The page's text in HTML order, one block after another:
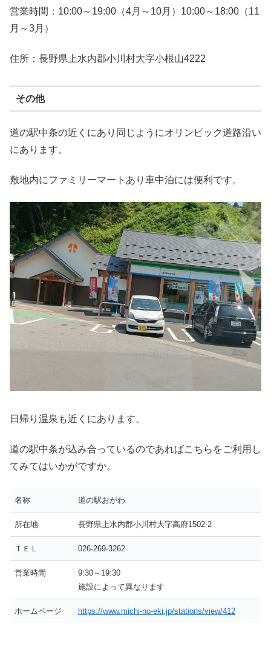
営業時間：10:00～19:00（4月～10月）10:00～18:00（11
月～3月）
住所：長野県上水内郡小川村大字小根山4222
その他
道の駅中条の近くにあり同じようにオリンピック道路沿い
にあります。
敷地内にファミリーマートあり車中泊には便利です。
日帰り温泉も近くにあります。
道の駅中条が込み合っているのであればこちらをご利用し
てみてはいかがですか。
名称 道の駅おがわ
所在地 長野県上水内郡小川村大字高府1502-2
ＴＥＬ 026-269-3262
営業時間
9:30～19:30
施設によって異なります
ホームページ https://www.michi-no-eki.jp/stations/view/412